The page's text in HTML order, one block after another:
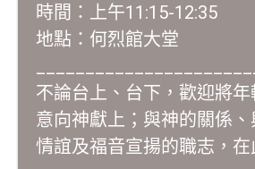
時間：上午11:15-12:35
地點：何烈館大堂
不論台上、台下，歡迎將年
意向神獻上；與神的關係
情誼及福音宣揚的職志，在